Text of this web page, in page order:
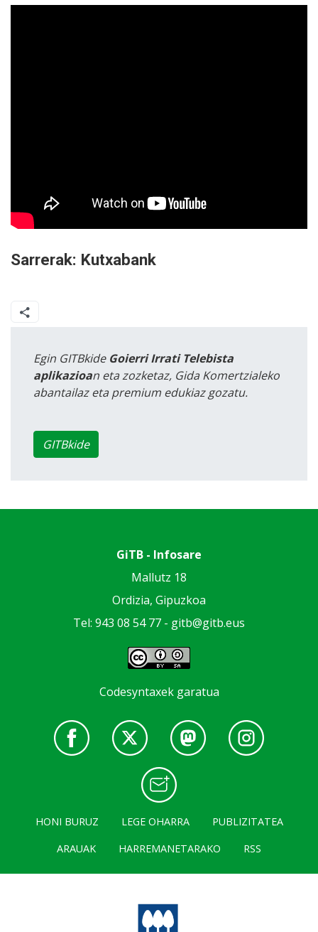
Sarrerak: Kutxabank
Egin GITBkide Goierri Irrati Telebista
aplikazioan eta zozketaz, Gida Komertzialeko
abantailaz eta premium edukiaz gozatu.
GITBkide
GiTB - Infosare
Mallutz 18
Ordizia, Gipuzkoa
Tel: 943 08 54 77 - gitb@gitb.eus
Codesyntaxek garatua
HONI BURUZ LEGE OHARRA
PUBLIZITATEA
ARAUAK
HARREMANETARAKO RSS